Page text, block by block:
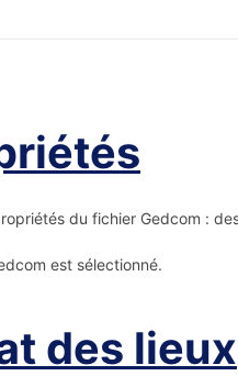
du fichier Gedcom :
est sélectionné.
des lieux